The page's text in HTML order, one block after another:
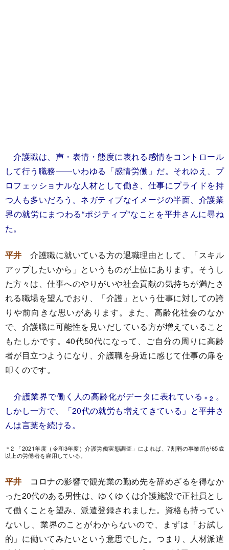
介護職は、声・表情・態度に表れる感情をコントロール
して行う職務――いわゆる「感情労働」だ。それゆえ、プ
ロフェッショナルな人材として働き、仕事にプライドを持
つ人も多いだろう。ネガティブなイメージの半面、介護業
界の就労にまつわる“ポジティブ”なことを平井さんに尋ね
た。
平井 介護職に就いている方の退職理由として、「スキル
アップしたいから」というものが上位にあります。そうし
た方々は、仕事へのやりがいや社会貢献の気持ちが満たさ
れる職場を望んでおり、「介護」という仕事に対しての誇
りや前向きな思いがあります。また、高齢化社会のなか
で、介護職に可能性を見いだしている方が増えていること
もたしかです。40代50代になって、ご自分の周りに高齢
者が目立つようになり、介護職を身近に感じて仕事の扉を
叩くのです。
介護業界で働く人の高齢化がデータに表れている ＊2 。
しかし一方で、「20代の就労も増えてきている」と平井さ
んは言葉を続ける。
＊2 「2021年度（令和3年度）介護労働実態調査」によれば、7割弱の事業所が65歳
以上の労働者を雇用している。
平井 コロナの影響で観光業の勤め先を辞めざるを得なか
った20代のある男性は、ゆくゆくは介護施設で正社員とし
て働くことを望み、派遣登録されました。資格も持ってい
ないし、業界のことがわからないので、まずは「お試し
的」に働いてみたいという意思でした。つまり、人材派遣